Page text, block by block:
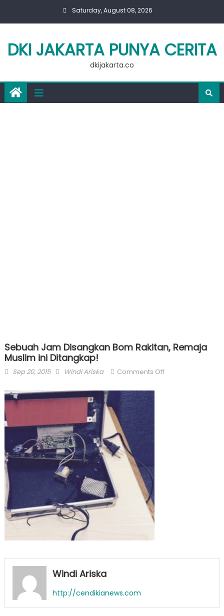
Saturday, August 08, 2026
DKI JAKARTA PUNYA CERITA
dkijakarta.co
Sebuah Jam Disangkan Bom Rakitan, Remaja
Muslim ini Ditangkap!
Posted
Sep 20, 2015 Author
Windi Ariska Comments Offon
Windi Ariska
http://cendikianews.com